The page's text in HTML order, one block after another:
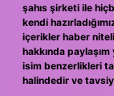
şahıs şirketi ile
kendi
içerikler haber
hakkında
isim benzerlikleri
halindedir ve